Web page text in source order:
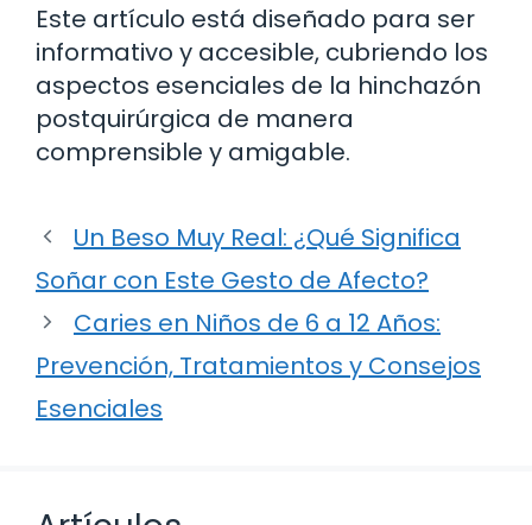
Este artículo está diseñado para ser
informativo y accesible, cubriendo los
aspectos esenciales de la hinchazón
postquirúrgica de manera
comprensible y amigable.
Un Beso Muy Real: ¿Qué Significa
Soñar con Este Gesto de Afecto?
Caries en Niños de 6 a 12 Años:
Prevención, Tratamientos y Consejos
Esenciales